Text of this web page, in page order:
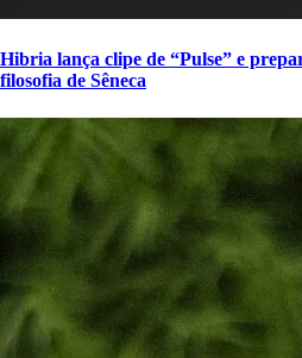
Hibria lança clipe de “Pulse” e
filosofia de Sêneca